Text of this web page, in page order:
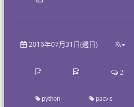
2016年07月31日(週日)
2
python pacvis